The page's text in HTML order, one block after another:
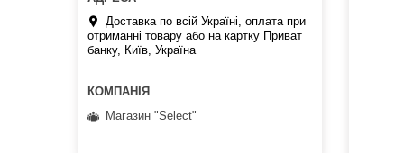
Доставка по всій Україні, оплата при
отриманні товару або на картку Приват
банку, Київ, Україна
Магазин "Select"